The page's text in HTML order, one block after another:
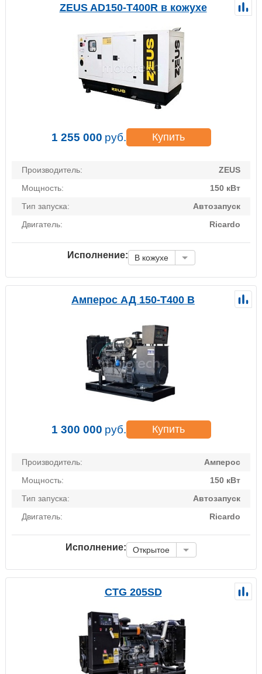
ZEUS AD150-T400R в кожухе
1 255 000 руб. Купить
Производитель:
ZEUS
Мощность:
150 кВт
Тип запуска:
Автозапуск
Двигатель:
Ricardo
Исполнение: В кожухе
Амперос АД 150-Т400 B
1 300 000 руб. Купить
Производитель:
Амперос
Мощность:
150 кВт
Тип запуска:
Автозапуск
Двигатель:
Ricardo
Исполнение: Открытое
CTG 205SD